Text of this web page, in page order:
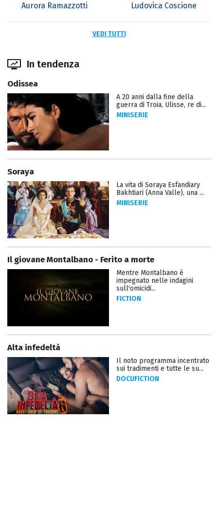
Aurora Ramazzotti Ludovica Coscione
VEDI TUTTI
In tendenza
Odissea
A 20 anni dalla fine della
guerra di Troia, Ulisse, re di...
MINISERIE
Soraya
La vita di Soraya Esfandiary
Bakhtiari (Anna Valle), una ...
MINISERIE
Il giovane Montalbano - Ferito a morte
Mentre Montalbano è
impegnato nelle indagini
sull'omicidi...
FICTION
Alta infedeltà
Il noto programma incentrato
sui tradimenti e tutte le su...
DOCUFICTION